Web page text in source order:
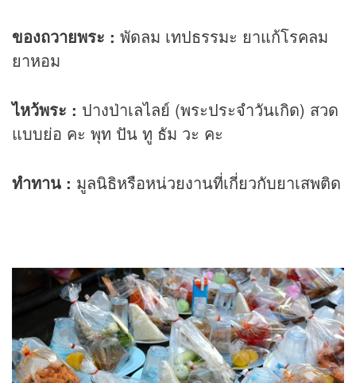
ของถวายพระ : พัดลม เทปธรรมะ ยาแก้โรคลม
ยาหอม
ไหว้พระ : ปางป่าเลไลย์ (พระประจำวันเกิด) สวด
แบบย่อ คะ พุท ปัน ทู ธัม วะ คะ
ทำทาน : มูลนิธิหรือหน่วยงานที่เกี่ยวกับยาเสพติด